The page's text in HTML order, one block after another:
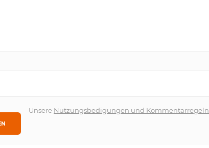
Unsere Nutzungsbedigungen und Kommentarregeln